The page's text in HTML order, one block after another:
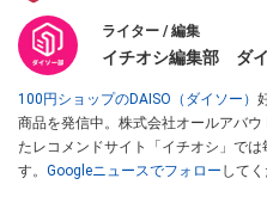
ライター / 編集
イチオシ編集部 ダ
100円ショップのDAISO（ダイソー）
商品を発信中。株式会社オールアバ
たレコメンドサイト「イチオシ」で
す。 Googleニュースでフォロー してく